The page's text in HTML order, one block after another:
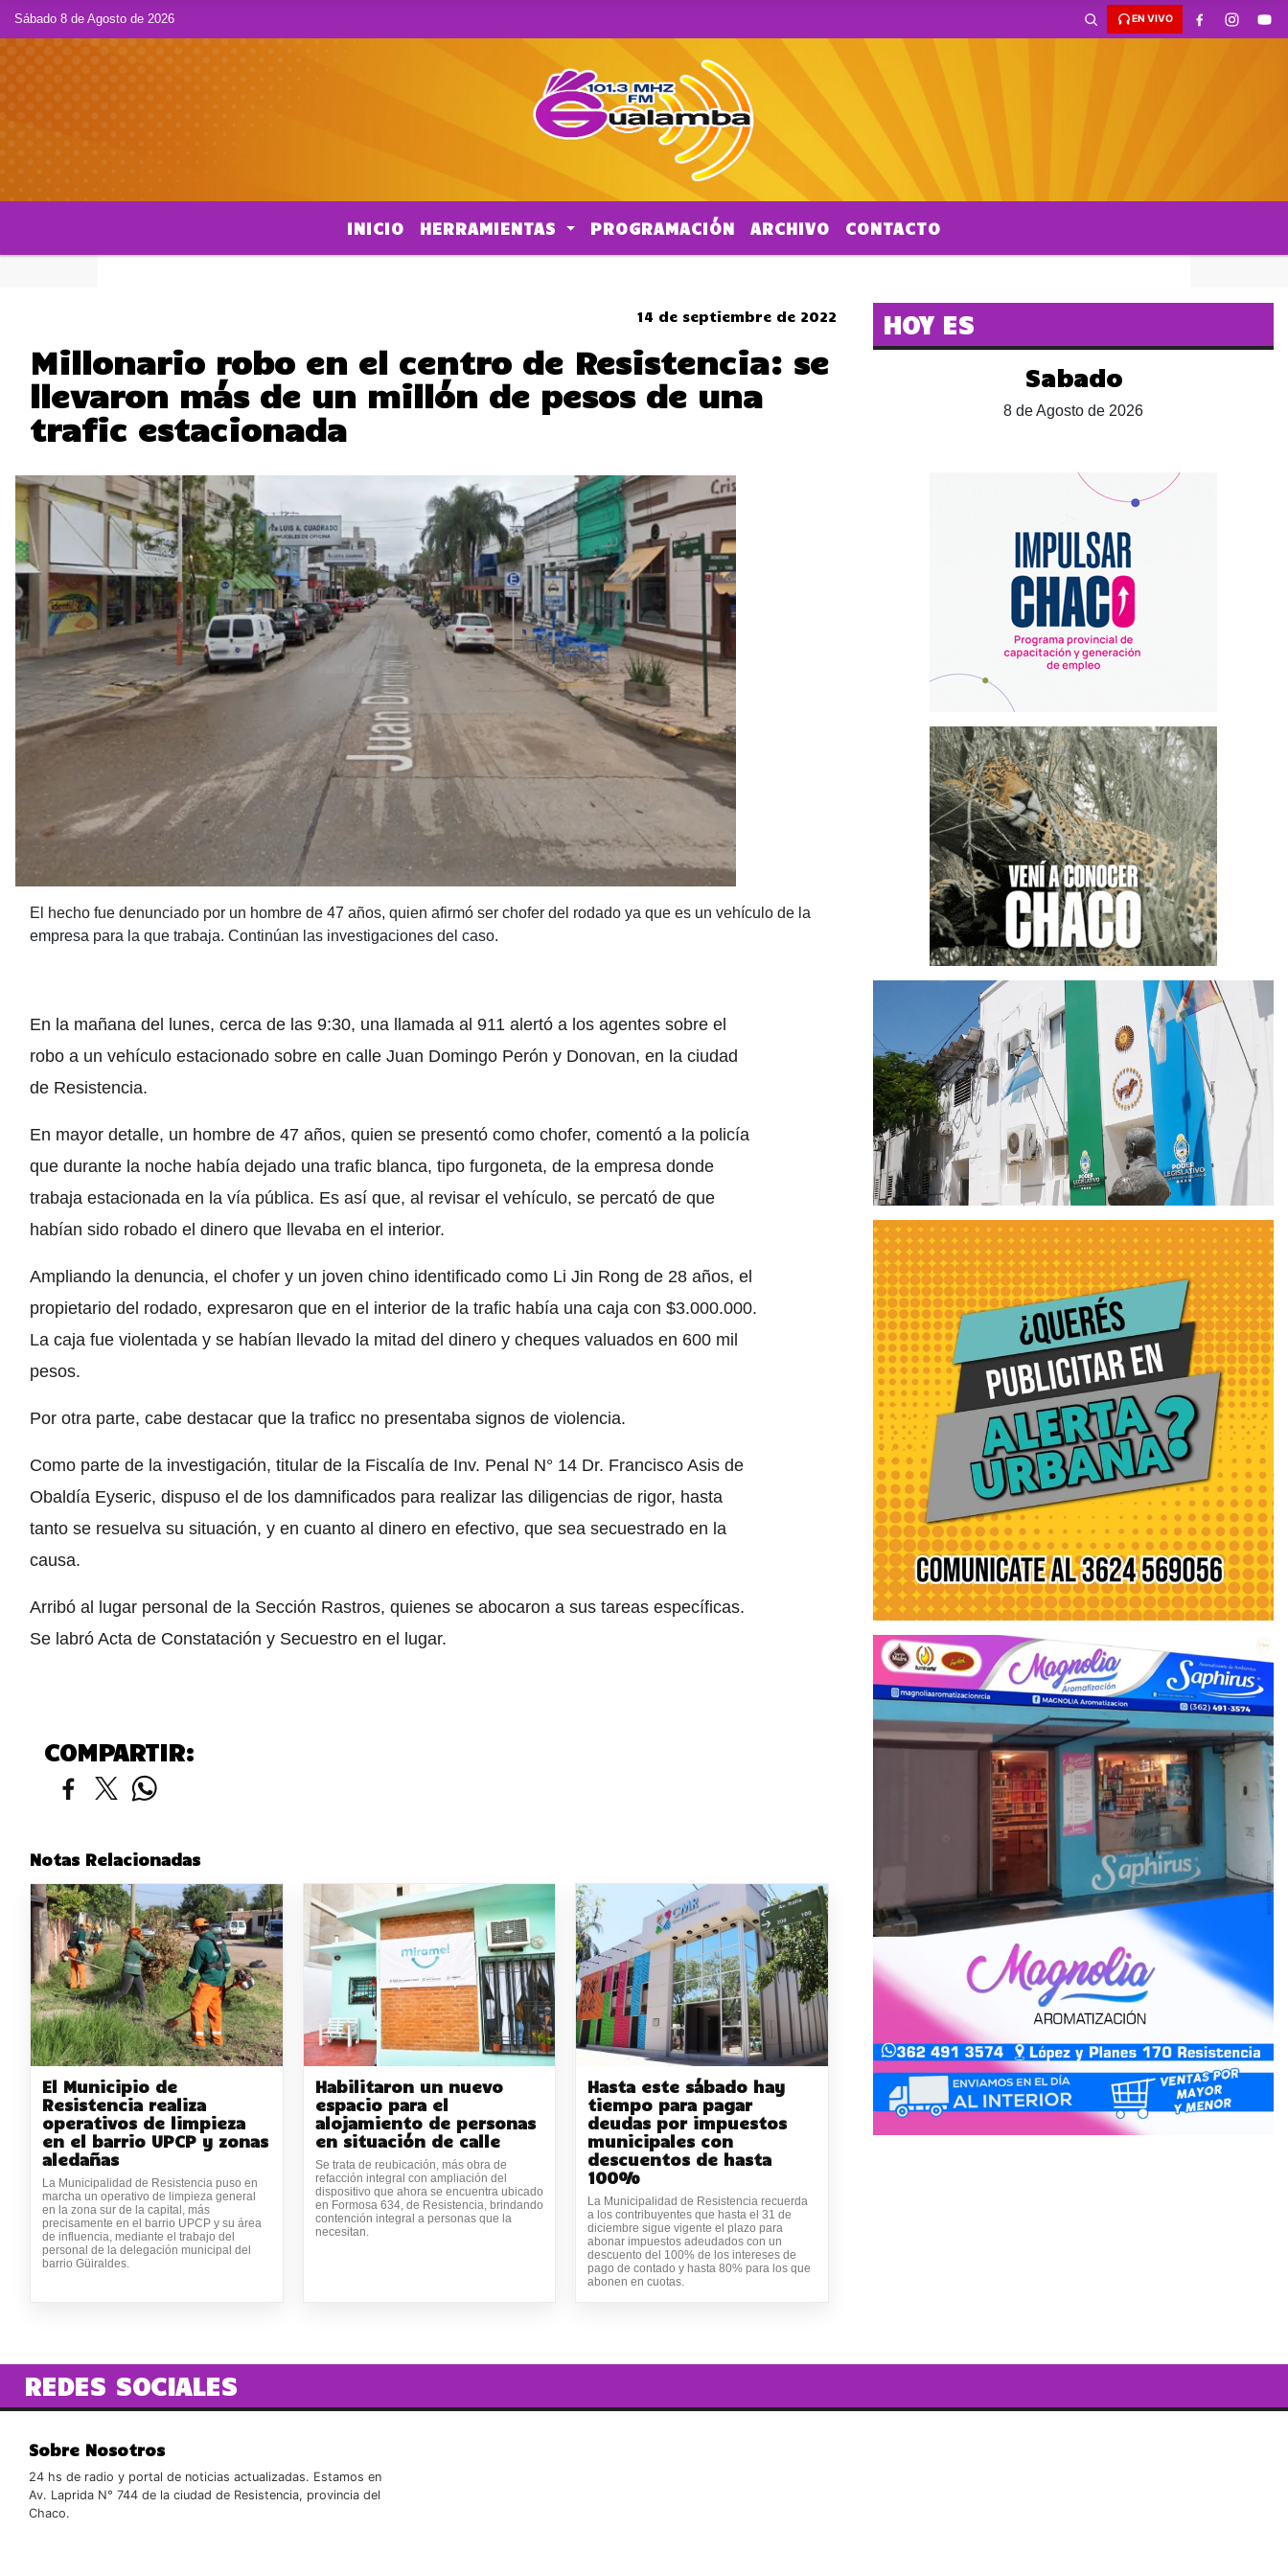
Sábado 8 de Agosto de 2026 EN VIVO
INICIO HERRAMIENTAS PROGRAMACIÓN ARCHIVO CONTACTO
14 de septiembre de 2022
Millonario robo en el centro de Resistencia: se
llevaron más de un millón de pesos de una
trafic estacionada
El hecho fue denunciado por un hombre de 47 años, quien afirmó ser chofer del rodado ya que es un vehículo de la
empresa para la que trabaja. Continúan las investigaciones del caso.
En la mañana del lunes, cerca de las 9:30, una llamada al 911 alertó a los agentes sobre el
robo a un vehículo estacionado sobre en calle Juan Domingo Perón y Donovan, en la ciudad
de Resistencia.
En mayor detalle, un hombre de 47 años, quien se presentó como chofer, comentó a la policía
que durante la noche había dejado una trafic blanca, tipo furgoneta, de la empresa donde
trabaja estacionada en la vía pública. Es así que, al revisar el vehículo, se percató de que
habían sido robado el dinero que llevaba en el interior.
Ampliando la denuncia, el chofer y un joven chino identificado como Li Jin Rong de 28 años, el
propietario del rodado, expresaron que en el interior de la trafic había una caja con $3.000.000.
La caja fue violentada y se habían llevado la mitad del dinero y cheques valuados en 600 mil
pesos.
Por otra parte, cabe destacar que la traficc no presentaba signos de violencia.
Como parte de la investigación, titular de la Fiscalía de Inv. Penal N° 14 Dr. Francisco Asis de
Obaldía Eyseric, dispuso el de los damnificados para realizar las diligencias de rigor, hasta
tanto se resuelva su situación, y en cuanto al dinero en efectivo, que sea secuestrado en la
causa.
Arribó al lugar personal de la Sección Rastros, quienes se abocaron a sus tareas específicas.
Se labró Acta de Constatación y Secuestro en el lugar.
COMPARTIR:
Notas Relacionadas
El Municipio de
Resistencia realiza
operativos de limpieza
en el barrio UPCP y zonas
aledañas
La Municipalidad de Resistencia puso en
marcha un operativo de limpieza general
en la zona sur de la capital, más
precisamente en el barrio UPCP y su área
de influencia, mediante el trabajo del
personal de la delegación municipal del
barrio Güiraldes.
Habilitaron un nuevo
espacio para el
alojamiento de personas
en situación de calle
Se trata de reubicación, más obra de
refacción integral con ampliación del
dispositivo que ahora se encuentra ubicado
en Formosa 634, de Resistencia, brindando
contención integral a personas que la
necesitan.
Hasta este sábado hay
tiempo para pagar
deudas por impuestos
municipales con
descuentos de hasta
100%
La Municipalidad de Resistencia recuerda
a los contribuyentes que hasta el 31 de
diciembre sigue vigente el plazo para
abonar impuestos adeudados con un
descuento del 100% de los intereses de
pago de contado y hasta 80% para los que
abonen en cuotas.
HOY ES
Sabado
8 de Agosto de 2026
REDES SOCIALES
Sobre Nosotros
24 hs de radio y portal de noticias actualizadas. Estamos en
Av. Laprida N° 744 de la ciudad de Resistencia, provincia del
Chaco.